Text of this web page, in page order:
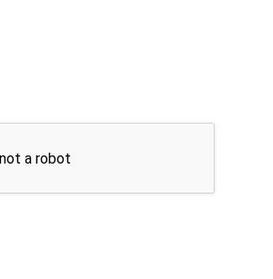
a robot